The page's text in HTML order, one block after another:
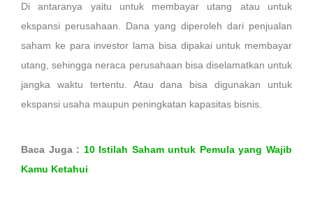
Di antaranya yaitu untuk membayar utang atau untuk
ekspansi perusahaan. Dana yang diperoleh dari penjualan
saham ke para investor lama bisa dipakai untuk membayar
utang, sehingga neraca perusahaan bisa diselamatkan untuk
jangka waktu tertentu. Atau dana bisa digunakan untuk
ekspansi usaha maupun peningkatan kapasitas bisnis.
Baca Juga : 10 Istilah Saham untuk Pemula yang Wajib
Kamu Ketahui